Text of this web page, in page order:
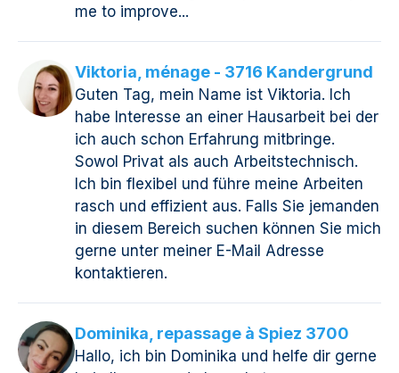
me to improve...
Viktoria, ménage - 3716 Kandergrund
Guten Tag, mein Name ist Viktoria. Ich
habe Interesse an einer Hausarbeit bei der
ich auch schon Erfahrung mitbringe.
Sowol Privat als auch Arbeitstechnisch.
Ich bin flexibel und führe meine Arbeiten
rasch und effizient aus. Falls Sie jemanden
in diesem Bereich suchen können Sie mich
gerne unter meiner E-Mail Adresse
kontaktieren.
Dominika, repassage à Spiez 3700
Hallo, ich bin Dominika und helfe dir gerne